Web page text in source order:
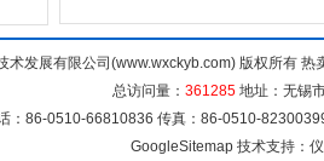
术发展有限公司(www.wxckyb.com) 版权所有
总访问量： 361285 地址：无锡
：86-0510-66810836 传真：86-0510-
GoogleSitemap技术支持：